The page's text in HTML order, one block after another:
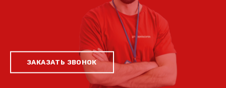
ЗАКАЗАТЬ ЗВОНОК